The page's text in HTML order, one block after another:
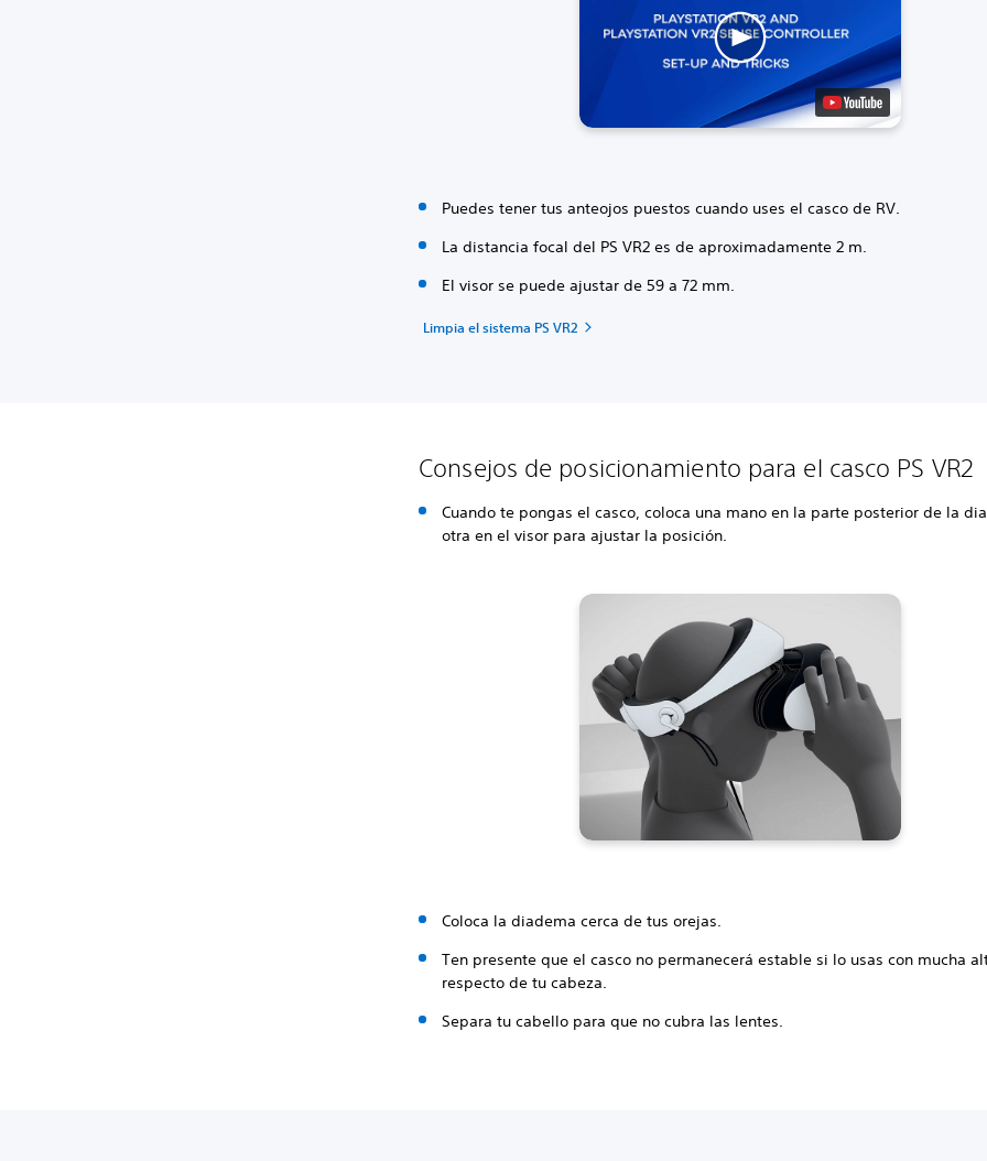
Puedes tener tus anteojos puestos cuando uses el casco de RV.
La distancia focal del PS VR2 es de aproximadamente 2 m.
El visor se puede ajustar de 59 a 72 mm.
Limpia el sistema PS VR2
Consejos de posicionamiento para el casco PS VR2
Cuando te pongas el casco, coloca una mano en la parte posterior de la
otra en el visor para ajustar la posición.
Coloca la diadema cerca de tus orejas.
Ten presente que el casco no permanecerá estable si lo usas con mucha
respecto de tu cabeza.
Separa tu cabello para que no cubra las lentes.